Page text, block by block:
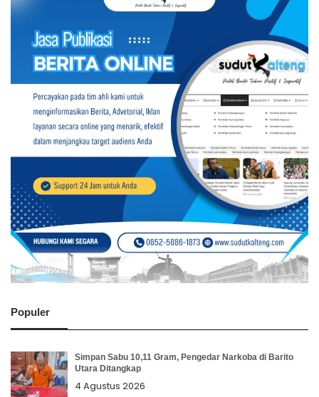
Populer
Simpan Sabu 10,11 Gram, Pengedar Narkoba di Barito
Utara Ditangkap
4 Agustus 2026